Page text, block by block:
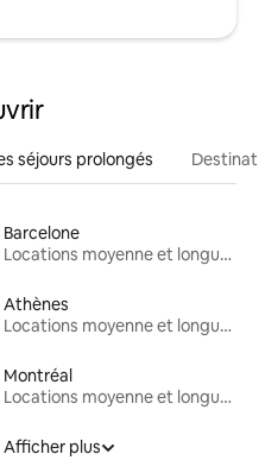
séjours prolongés
Barcelone
Locations moyenne et longue durée
Athènes
Locations moyenne et longue durée
Montréal
Locations moyenne et longue durée
Afficher plus